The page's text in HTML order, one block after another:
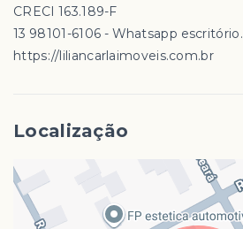
CRECI 163.189-F
13 98101-6106 - Whatsapp escritório.
https://liliancarlaimoveis.com.br
Localização